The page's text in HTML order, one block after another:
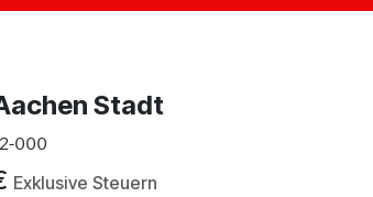
Stadt
000
Exklusive Steuern